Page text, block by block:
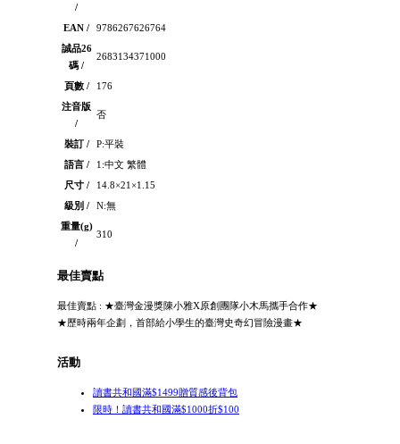
/
EAN /
9786267626764
誠品26
碼 /
2683134371000
頁數 /
176
注音版
/
否
裝訂 /
P:平裝
語言 /
1:中文 繁體
尺寸 /
14.8×21×1.15
級別 /
N:無
重量(g)
/
310
最佳賣點
最佳賣點 : ★臺灣金漫獎陳小雅X原創團隊小木馬攜手合作★
★歷時兩年企劃，首部給小學生的臺灣史奇幻冒險漫畫★
活動
讀書共和國滿$1499贈質感後背包
限時！讀書共和國滿$1000折$100